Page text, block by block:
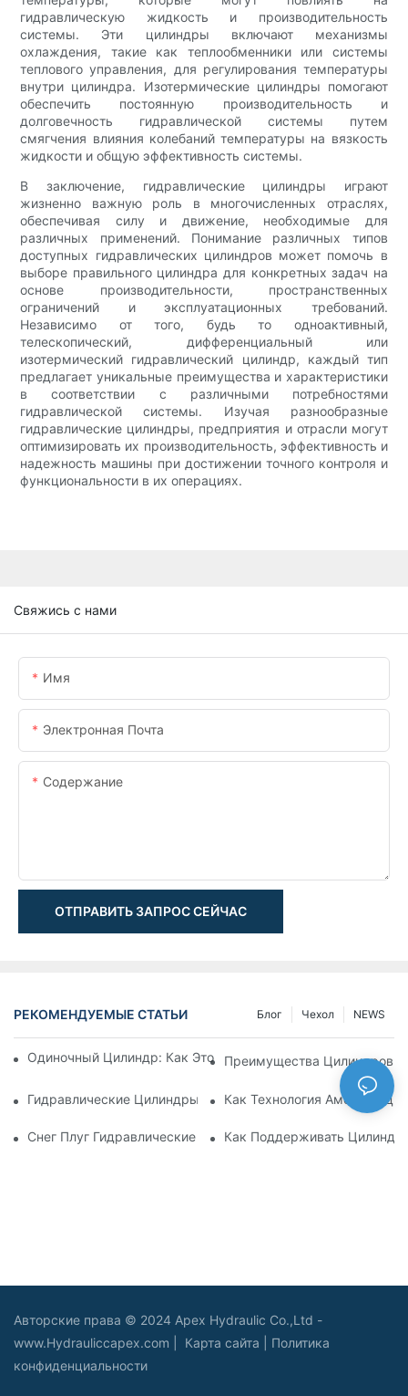
гидравлическую жидкость и производительность
системы. Эти цилиндры включают механизмы
охлаждения, такие как теплообменники или системы
теплового управления, для регулирования температуры
внутри цилиндра. Изотермические цилиндры помогают
обеспечить постоянную производительность и
долговечность гидравлической системы путем
смягчения влияния колебаний температуры на вязкость
жидкости и общую эффективность системы.
В заключение, гидравлические цилиндры играют
жизненно важную роль в многочисленных отраслях,
обеспечивая силу и движение, необходимые для
различных применений. Понимание различных типов
доступных гидравлических цилиндров может помочь в
выборе правильного цилиндра для конкретных задач на
основе производительности, пространственных
ограничений и эксплуатационных требований.
Независимо от того, будь то одноактивный,
телескопический, дифференциальный или
изотермический гидравлический цилиндр, каждый тип
предлагает уникальные преимущества и характеристики
в соответствии с различными потребностями
гидравлической системы. Изучая разнообразные
гидравлические цилиндры, предприятия и отрасли могут
оптимизировать их производительность, эффективность и
надежность машины при достижении точного контроля и
функциональности в их операциях.
Свяжись с нами
Имя
Электронная Почта
Содержание
ОТПРАВИТЬ ЗАПРОС СЕЙЧАС
РЕКОМЕНДУЕМЫЕ СТАТЬИ NEWS
Чехол
Блог
Одиночный Цилиндр: Как Это Работает & Общие
Преимущества Цилиндров
Гидравлические Цилиндры С Амортизацией:
Как Технология
Снег Плуг Гидравлические Цилиндры: Основные
Как Поддерживать Цилиндр
Авторские права © 2024 Apex Hydraulic Co.,Ltd -
www.Hydrauliccapex.com | Карта сайта
Политика
конфиденциальности